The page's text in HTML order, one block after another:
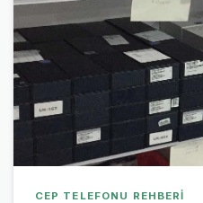
CEP TELEFONU REHBERI